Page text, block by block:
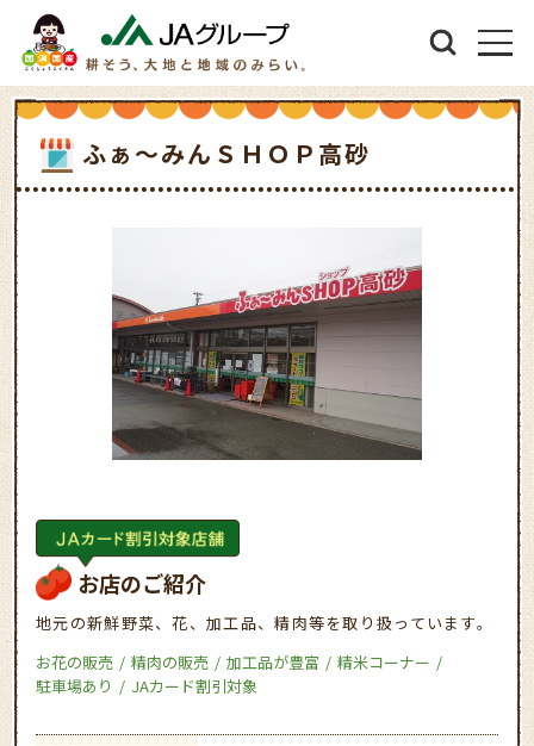
ふぁ～みんＳＨＯＰ高砂
お店のご紹介
地元の新鮮野菜、花、加工品、精肉等を取り扱っています。
お花の販売
精肉の販売 加工品が豊富
精米コーナー
駐車場あり
JAカード割引対象